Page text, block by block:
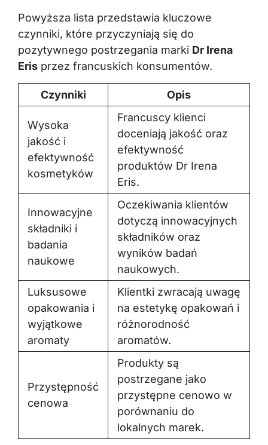
Powyższa lista przedstawia kluczowe
czynniki, które przyczyniają się do
pozytywnego postrzegania marki Dr Irena
Eris przez francuskich konsumentów.
Czynniki Opis
Wysoka
jakość i
efektywność
kosmetyków
Francuscy klienci
doceniają jakość oraz
efektywność
produktów Dr Irena
Eris.
Innowacyjne
składniki i
badania
naukowe
Oczekiwania klientów
dotyczą innowacyjnych
składników oraz
wyników badań
naukowych.
Luksusowe
opakowania i
wyjątkowe
aromaty
Klientki zwracają uwagę
na estetykę opakowań i
różnorodność
aromatów.
Przystępność
cenowa
Produkty są
postrzegane jako
przystępne cenowo w
porównaniu do
lokalnych marek.